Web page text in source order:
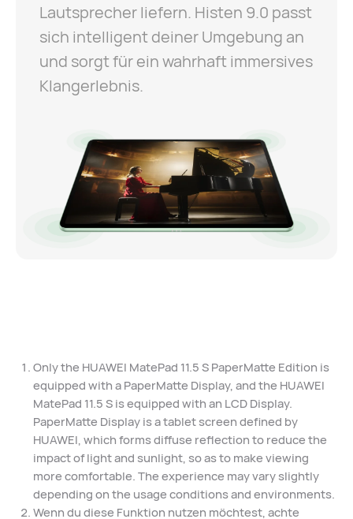
Lautsprecher liefern. Histen 9.0 passt
sich intelligent deiner Umgebung an
und sorgt für ein wahrhaft immersives
Klangerlebnis.
Only the HUAWEI MatePad 11.5 S PaperMatte Edition is
equipped with a PaperMatte Display, and the HUAWEI
MatePad 11.5 S is equipped with an LCD Display.
PaperMatte Display is a tablet screen defined by
HUAWEI, which forms diffuse reflection to reduce the
impact of light and sunlight, so as to make viewing
more comfortable. The experience may vary slightly
depending on the usage conditions and environments.
Wenn du diese Funktion nutzen möchtest, achte